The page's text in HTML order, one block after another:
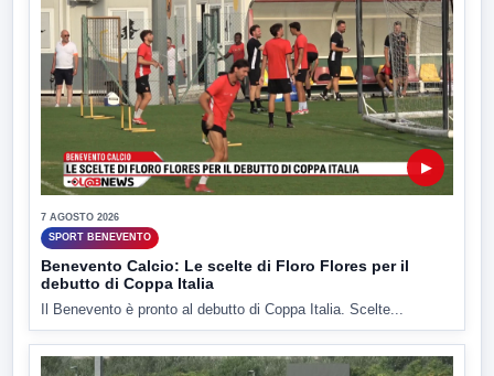
▶
7 AGOSTO 2026
SPORT BENEVENTO
Benevento Calcio: Le scelte di Floro Flores per il
debutto di Coppa Italia
Il Benevento è pronto al debutto di Coppa Italia. Scelte...